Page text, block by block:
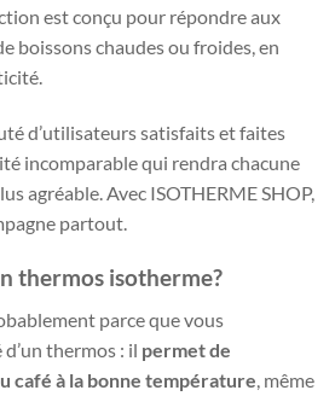
est conçu pour répondre aux
boissons chaudes ou froides, en
d’utilisateurs satisfaits et faites
incomparable qui rendra chacune
agréable. Avec ISOTHERME SHOP,
partout.
thermos isotherme?
parce que vous
thermos : il permet de
café à la bonne température , même